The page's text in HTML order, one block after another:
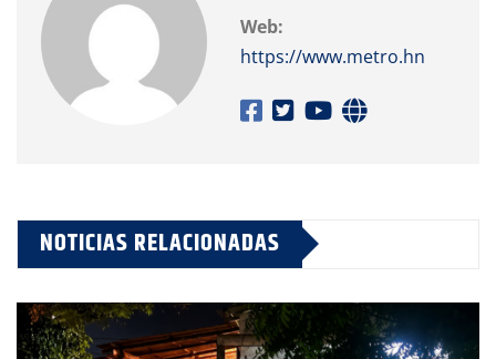
Web:
https://www.metro.hn
NOTICIAS RELACIONADAS